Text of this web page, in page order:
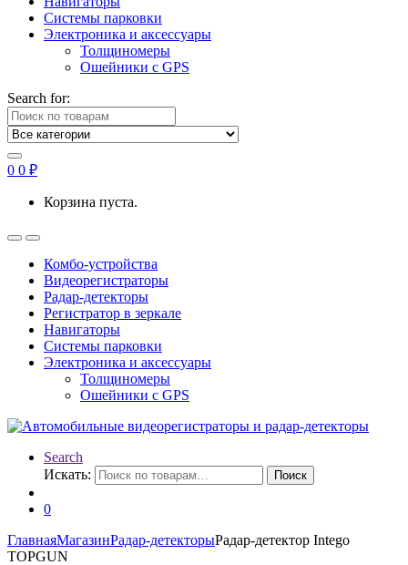
Системы парковки
Электроника и аксессуары
Толщиномеры
Ошейники с GPS
Search for:
0 0 ₽
Корзина пуста.
Комбо-устройства
Видеорегистраторы
Радар-детекторы
Регистратор в зеркале
Навигаторы
Системы парковки
Электроника и аксессуары
Толщиномеры
Ошейники с GPS
Search
Искать:
Поиск
0
ГлавнаяМагазинРадар-детекторыРадар-детектор Intego
TOPGUN